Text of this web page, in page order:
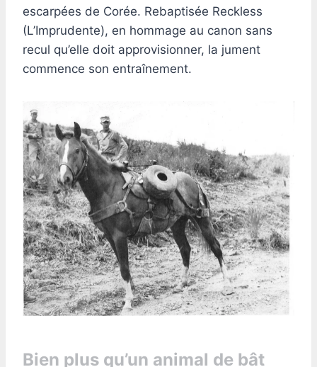
escarpées de Corée. Rebaptisée Reckless
(L’Imprudente), en hommage au canon sans
recul qu’elle doit approvisionner, la jument
commence son entraînement.
Bien plus qu’un animal de bât